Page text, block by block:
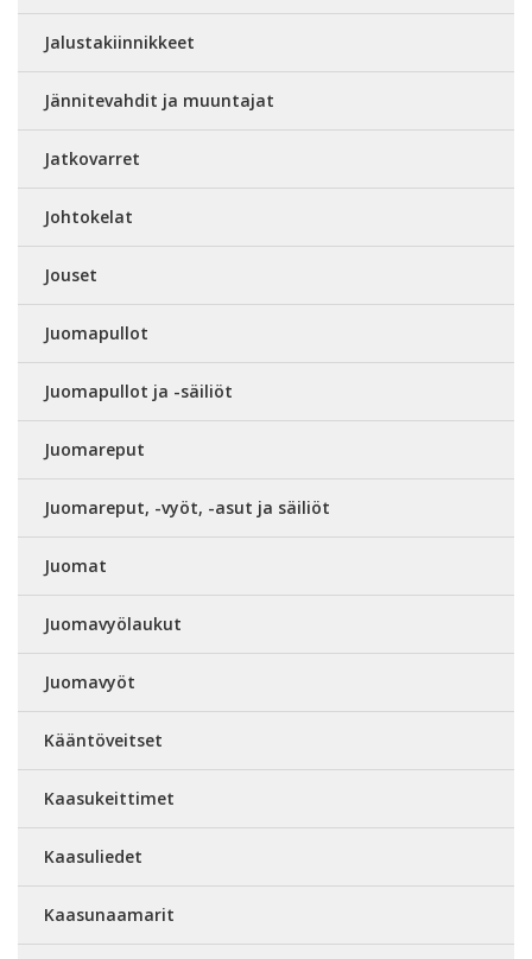
Jalustakiinnikkeet
Jännitevahdit ja muuntajat
Jatkovarret
Johtokelat
Jouset
Juomapullot
Juomapullot ja -säiliöt
Juomareput
Juomareput, -vyöt, -asut ja säiliöt
Juomat
Juomavyölaukut
Juomavyöt
Kääntöveitset
Kaasukeittimet
Kaasuliedet
Kaasunaamarit